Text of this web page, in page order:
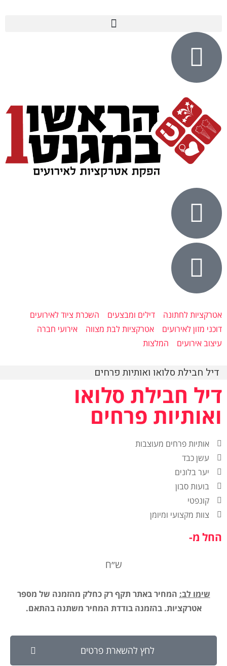
אטרקציות לחתונה דילים ומבצעים
השכרת ציוד לאירועים
דוכני מזון לאירועים
אטרקציות לבת מצווה
אירועי חברה
עיצוב אירועים
המלצות
דיל חבילת סלואו ואותיות פרחים
דיל חבילת סלואו
ואותיות פרחים
אותיות פרחים מעוצבות
עשן כבד
יער בלונים
בועות סבון
קונפטי
צוות מקצועי ומיומן
החל מ-
ש״ח
שימו לב: המחיר באתר תקף רק כחלק מהזמנה של מספר
אטרקציות. בהזמנה בודדת המחיר משתנה בהתאם.
לחץ להשארת פרטים